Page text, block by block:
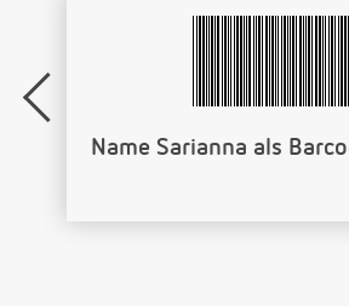
Name Sarianna als